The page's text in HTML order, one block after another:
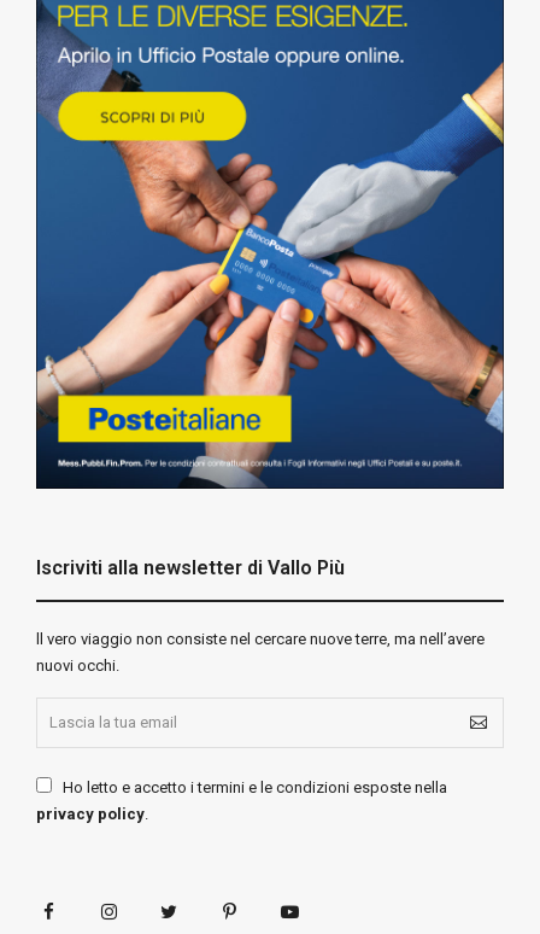
Iscriviti alla newsletter di Vallo Più
ll vero viaggio non consiste nel cercare nuove terre, ma nell’avere
nuovi occhi.
Ho letto e accetto i termini e le condizioni esposte nella
privacy policy